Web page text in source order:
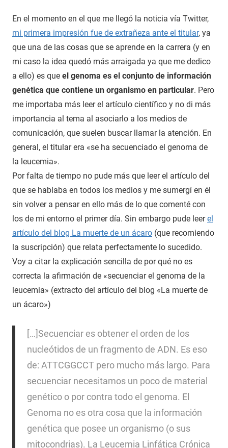
En el momento en el que me llegó la noticia vía Twitter,
mi primera impresión fue de extrañeza ante el titular, ya
que una de las cosas que se aprende en la carrera (y en
mi caso la idea quedó más arraigada ya que me dedico
a ello) es que el genoma es el conjunto de información
genética que contiene un organismo en particular. Pero
me importaba más leer el artículo científico y no di más
importancia al tema al asociarlo a los medios de
comunicación, que suelen buscar llamar la atención. En
general, el titular era «se ha secuenciado el genoma de
la leucemia».
Por falta de tiempo no pude más que leer el artículo del
que se hablaba en todos los medios y me sumergí en él
sin volver a pensar en ello más de lo que comenté con
los de mi entorno el primer día. Sin embargo pude leerel
artículo del blog La muerte de un ácaro (que recomiendo
la suscripción) que relata perfectamente lo sucedido.
Voy a citar la explicación sencilla de por qué no es
correcta la afirmación de «secuenciar el genoma de la
leucemia» (extracto del artículo del blog «La muerte de
un ácaro»)
[…]Secuenciar es obtener el orden de los
nucleótidos de un fragmento de ADN. Es eso
de: ATTCGGCCT pero mucho más largo. Para
secuenciar necesitamos un poco de material
genético o por contra todo el genoma. El
Genoma no es otra cosa que la información
genética que posee un organismo (o sus
mitocondrias). La Leucemia Linfática Crónica